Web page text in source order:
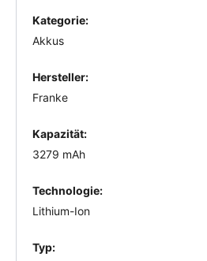
Kategorie:
Akkus
Hersteller:
Franke
Kapazität:
3279 mAh
Technologie:
Lithium-Ion
Typ: